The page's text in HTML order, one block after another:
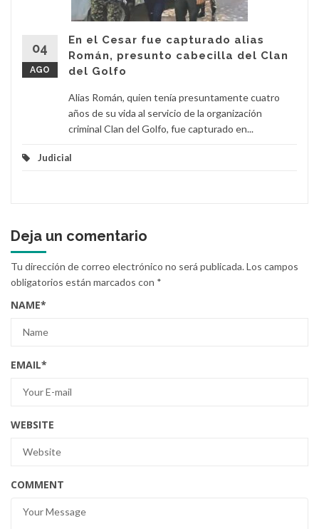
04
AGO
En el Cesar fue capturado alias
Román, presunto cabecilla del Clan
del Golfo
Alias Román, quien tenía presuntamente cuatro
años de su vida al servicio de la organización
criminal Clan del Golfo, fue capturado en...
Judicial
Deja un comentario
Tu dirección de correo electrónico no será publicada.Los campos
obligatorios están marcados con *
NAME*
EMAIL*
WEBSITE
COMMENT